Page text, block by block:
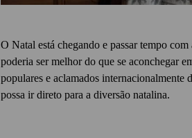
O Natal está chegando e passar tempo
poderia ser melhor do que se aconchegar
populares e aclamados internacionalmente
possa ir direto para a diversão natalina.